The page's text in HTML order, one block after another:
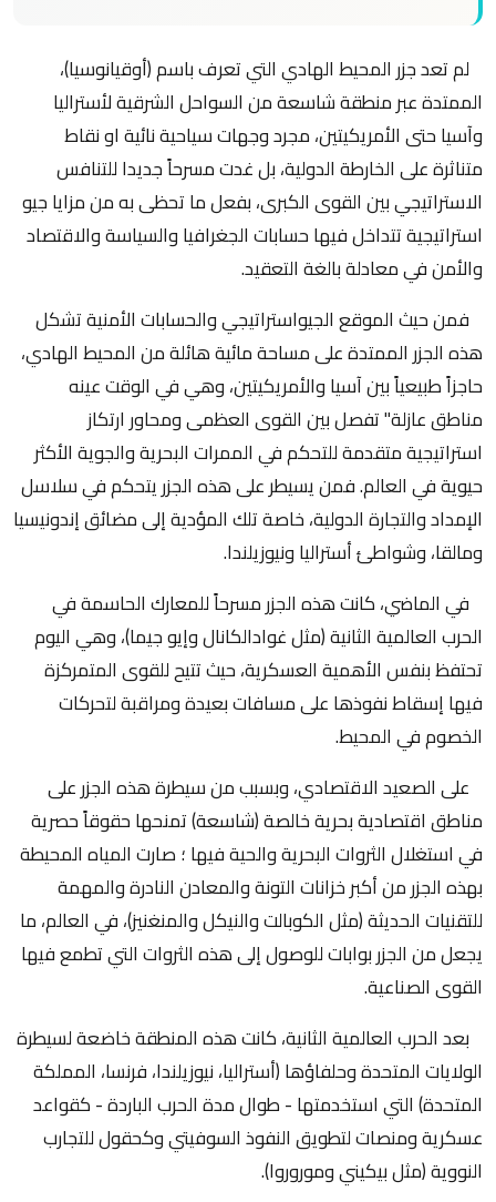
لم تعد جزر المحيط الهادي التي تعرف باسم (أوقيانوسيا)،
الممتدة عبر منطقة شاسعة من السواحل الشرقية لأستراليا
وآسيا حتى الأمريكيتين، مجرد وجهات سياحية نائية او نقاط
متناثرة على الخارطة الدولية، بل غدت مسرحاً جديدا للتنافس
الاستراتيجي بين القوى الكبرى، بفعل ما تحظى به من مزايا جيو
استراتيجية تتداخل فيها حسابات الجغرافيا والسياسة والاقتصاد
والأمن في معادلة بالغة التعقيد.
فمن حيث الموقع الجيواستراتيجي والحسابات الأمنية تشكل
هذه الجزر الممتدة على مساحة مائية هائلة من المحيط الهادي،
حاجزاً طبيعياً بين آسيا والأمريكيتين، وهي في الوقت عينه
مناطق عازلة" تفصل بين القوى العظمى ومحاور ارتكاز
استراتيجية متقدمة للتحكم في الممرات البحرية والجوية الأكثر
حيوية في العالم. فمن يسيطر على هذه الجزر يتحكم في سلاسل
الإمداد والتجارة الدولية، خاصة تلك المؤدية إلى مضائق إندونيسيا
ومالقا، وشواطئ أستراليا ونيوزيلندا.
في الماضي، كانت هذه الجزر مسرحاً للمعارك الحاسمة في
الحرب العالمية الثانية (مثل غوادالكانال وإيو جيما)، وهي اليوم
تحتفظ بنفس الأهمية العسكرية، حيث تتيح للقوى المتمركزة
فيها إسقاط نفوذها على مسافات بعيدة ومراقبة لتحركات
الخصوم في المحيط.
على الصعيد الاقتصادي، وبسبب من سيطرة هذه الجزر على
مناطق اقتصادية بحرية خالصة (شاسعة) تمنحها حقوقاً حصرية
في استغلال الثروات البحرية والحية فيها ؛ صارت المياه المحيطة
بهذه الجزر من أكبر خزانات التونة والمعادن النادرة والمهمة
للتقنيات الحديثة (مثل الكوبالت والنيكل والمنغنيز)، في العالم، ما
يجعل من الجزر بوابات للوصول إلى هذه الثروات التي تطمع فيها
القوى الصناعية.
بعد الحرب العالمية الثانية، كانت هذه المنطقة خاضعة لسيطرة
الولايات المتحدة وحلفاؤها (أستراليا، نيوزيلندا، فرنسا، المملكة
المتحدة) التي استخدمتها - طوال مدة الحرب الباردة - كقواعد
عسكرية ومنصات لتطويق النفوذ السوفيتي وكحقول للتجارب
النووية (مثل بيكيني وموروروا).